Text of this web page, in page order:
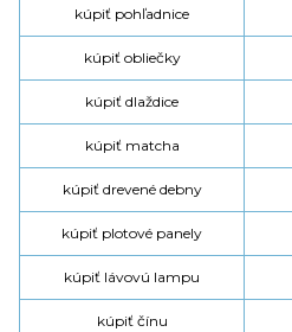
kúpiť pohľadnice
kúpiť obliečky
kúpiť dlaždice
kúpiť matcha
kúpiť drevené debny
kúpiť plotové panely
kúpiť lávovú lampu
kúpiť čínu